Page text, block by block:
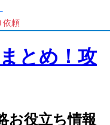
依頼